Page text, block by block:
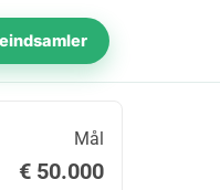
Mål
€ 50.000